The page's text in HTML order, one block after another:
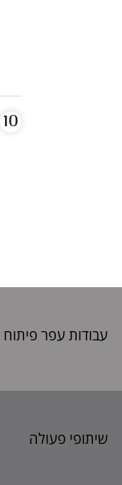
עבודות עפר פיתוח
שיתופי פעולה